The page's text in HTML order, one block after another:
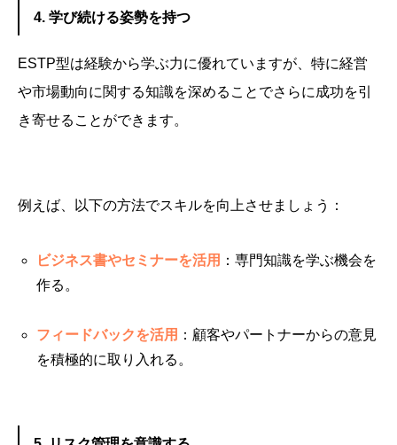
4. 学び続ける姿勢を持つ
ESTP型は経験から学ぶ力に優れていますが、特に経営
や市場動向に関する知識を深めることでさらに成功を引
き寄せることができます。
例えば、以下の方法でスキルを向上させましょう：
ビジネス書やセミナーを活用 ：専門知識を学ぶ機会を
作る。
フィードバックを活用 ：顧客やパートナーからの意見
を積極的に取り入れる。